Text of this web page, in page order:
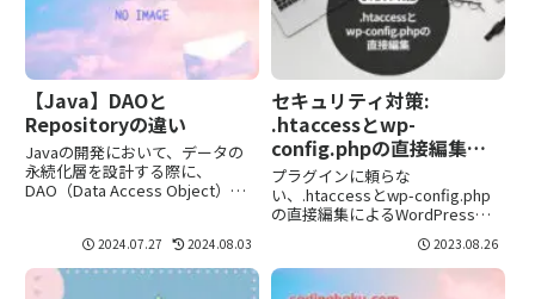
【Java】DAOと
Repositoryの違い
Javaの開発において、データの
永続化層を設計する際に、
DAO（Data Access Object）パ
この2つのパターンは似ているよ
うに見えますが、それぞれの目的
や使用方...
2024.07.27 2024.08.03
セキュリティ対策:
.htaccessとwp-
config.phpの直接編集で
WordPressを守る
プラグインに頼らな
い、.htaccessとwp-config.php
の直接編集によるWordPressの
高度なセキュリティ対策を詳細に
2023.08.26